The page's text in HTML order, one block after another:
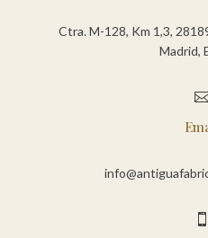
Ctra. M-128, Km 1,3,
Madrid,

